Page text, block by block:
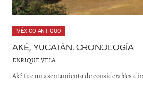
MÉXICO ANTIGUO
AKÉ, YUCATÁN. CRONOLOGÍA
ENRIQUE VELA
Aké fue un asentamiento de considerables